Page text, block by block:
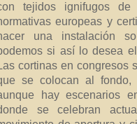
tejidos ignifugos de
europeas y
una instalación
si así lo desea
cortinas en congresos
se colocan al fondo,
hay escenarios
se celebran